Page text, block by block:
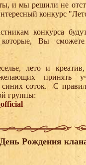
и мы решили не
конкурс
конкурса
которые, Вы
лето и
принять
соток. С
группы:
Рождения